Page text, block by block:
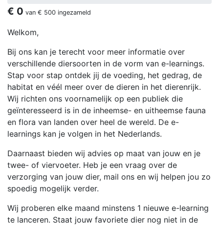
€ 0 van € 500 ingezameld
Welkom,
Bij ons kan je terecht voor meer informatie over
verschillende diersoorten in de vorm van e-learnings.
Stap voor stap ontdek jij de voeding, het gedrag, de
habitat en véél meer over de dieren in het dierenrijk.
Wij richten ons voornamelijk op een publiek die
geïnteresseerd is in de inheemse- en uitheemse fauna
en flora van landen over heel de wereld. De e-
learnings kan je volgen in het Nederlands.
Daarnaast bieden wij advies op maat van jouw en je
twee- of viervoeter. Heb je een vraag over de
verzorging van jouw dier, mail ons en wij helpen jou zo
spoedig mogelijk verder.
Wij proberen elke maand minstens 1 nieuwe e-learning
te lanceren. Staat jouw favoriete dier nog niet in de